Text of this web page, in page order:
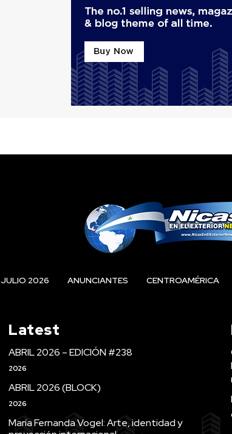
JULIO 2026 ANUNCIANTES CENTROAMÉRICA
Latest
ABRIL 2026 – EDICIÓN #238
2026
ABRIL 2026 (BLOCK)
2026
María Fernanda Vogel: Arte, identidad y